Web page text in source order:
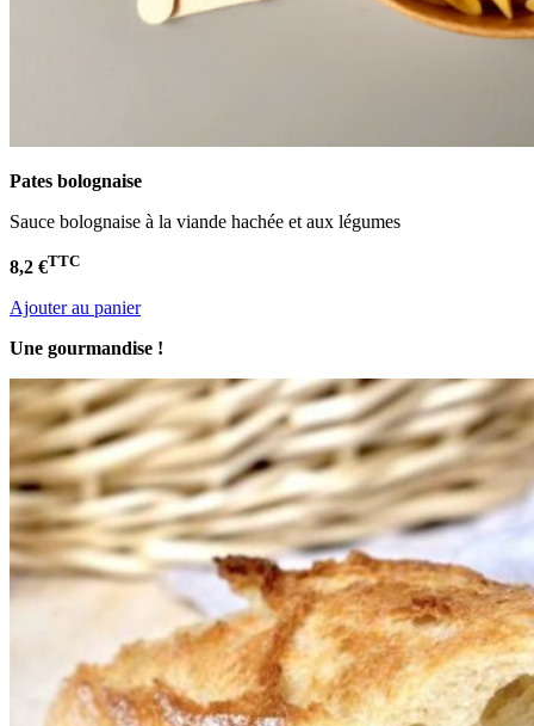
Pates bolognaise
Sauce bolognaise à la viande hachée et aux légumes
8,2 €TTC
Ajouter au panier
Une gourmandise !